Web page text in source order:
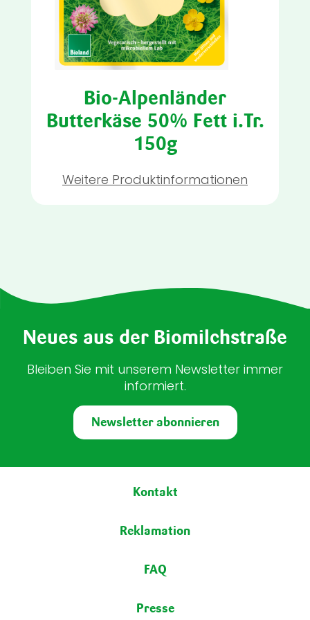
Bio-Alpenländer
Butterkäse 50% Fett i.Tr.
150g
Weitere Produktinformationen
Neues aus der Biomilchstraße
Bleiben Sie mit unserem Newsletter immer
informiert.
Newsletter abonnieren
Kontakt
Reklamation
FAQ
Presse